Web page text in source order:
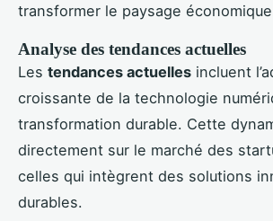
transformer le paysage
Analyse des tendances actuelles
Les tendances actuelles incluent
croissante de la technologie
transformation durable. Cette
directement sur le marché des
celles qui intègrent des solutions
durables.